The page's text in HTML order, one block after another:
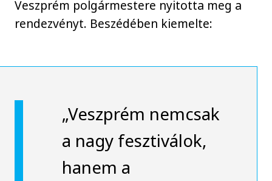
Veszprém polgármestere nyitotta meg a
rendezvényt. Beszédében kiemelte:
„Veszprém nemcsak
a nagy fesztiválok,
hanem a